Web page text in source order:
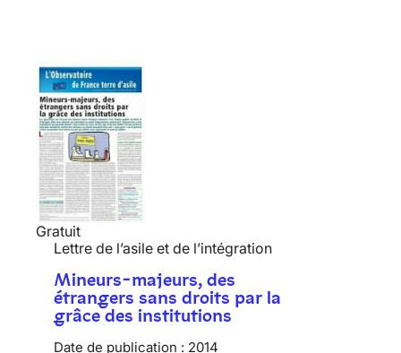
Gratuit
Lettre de l’asile et de l’intégration
Mineurs-majeurs, des
étrangers sans droits par la
grâce des institutions
Date de publication : 2014